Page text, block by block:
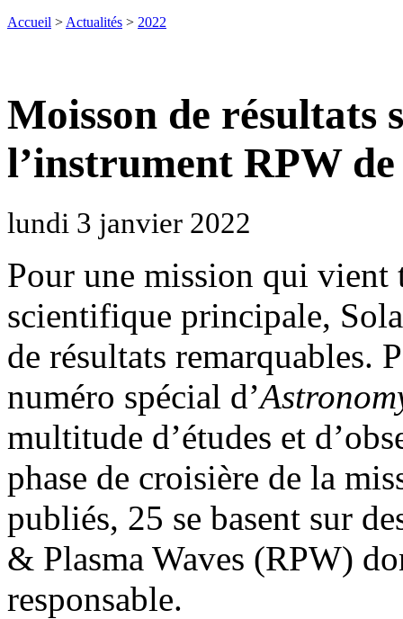
Accueil > Actualités > 2022
Moisson de résultats
l’instrument RPW
lundi 3 janvier 2022
Pour une mission qui vient
scientifique principale,
de résultats remarquables.
numéro spécial d’
multitude d’études et
phase de croisière de la
publiés, 25 se basent sur
& Plasma Waves (RPW)
responsable.